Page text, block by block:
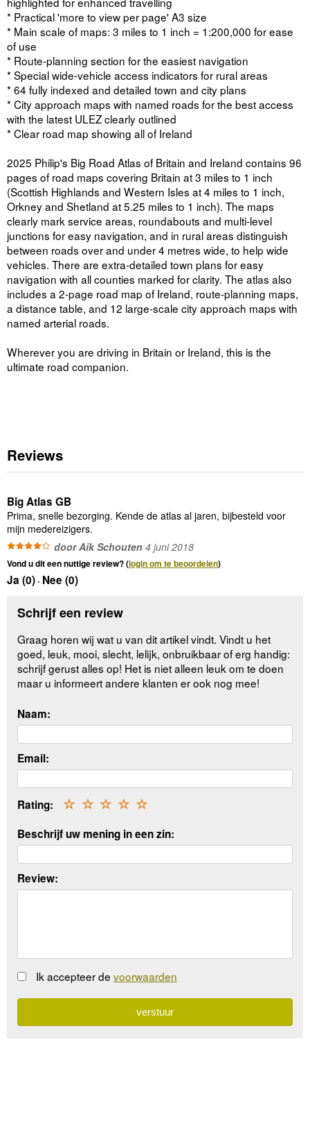
* Practical 'more to view per page' A3 size
* Main scale of maps: 3 miles to 1 inch = 1:200,000 for ease
of use
* Route-planning section for the easiest navigation
* Special wide-vehicle access indicators for rural areas
* 64 fully indexed and detailed town and city plans
* City approach maps with named roads for the best access
with the latest ULEZ clearly outlined
* Clear road map showing all of Ireland
2025 Philip's Big Road Atlas of Britain and Ireland contains 96
pages of road maps covering Britain at 3 miles to 1 inch
(Scottish Highlands and Western Isles at 4 miles to 1 inch,
Orkney and Shetland at 5.25 miles to 1 inch). The maps
clearly mark service areas, roundabouts and multi-level
junctions for easy navigation, and in rural areas distinguish
between roads over and under 4 metres wide, to help wide
vehicles. There are extra-detailed town plans for easy
navigation with all counties marked for clarity. The atlas also
includes a 2-page road map of Ireland, route-planning maps,
a distance table, and 12 large-scale city approach maps with
named arterial roads.
Wherever you are driving in Britain or Ireland, this is the
ultimate road companion.
Reviews
Big Atlas GB
Prima, snelle bezorging. Kende de atlas al jaren, bijbesteld voor
mijn medereizigers.
door Aik Schouten 4 juni 2018
Vond u dit een nuttige review? (login om te beoordelen)
Ja (0)- Nee (0)
Schrijf een review
Graag horen wij wat u van dit artikel vindt. Vindt u het
goed, leuk, mooi, slecht, lelijk, onbruikbaar of erg handig:
schrijf gerust alles op! Het is niet alleen leuk om te doen
maar u informeert andere klanten er ook nog mee!
Naam:
Email:
Rating: ☆
☆
☆
☆
☆
Beschrijf uw mening in een zin:
Review:
Ik accepteer de voorwaarden